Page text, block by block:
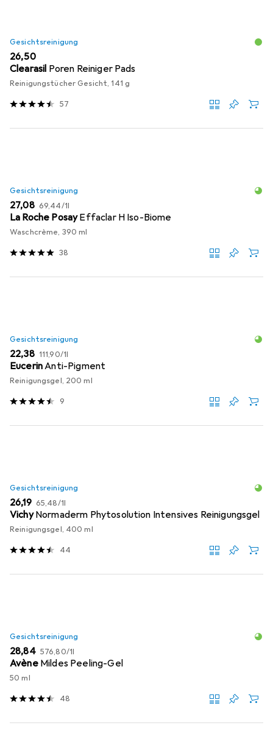
Gesichtsreinigung
EUR
26,50
Clearasil Poren Reiniger Pads
Reinigungstücher Gesicht, 141 g
57
Gesichtsreinigung
EUR
27,08 EUR
69,44/1l
La Roche PosayEffaclar H Iso-Biome
Waschcrème, 390 ml
38
Gesichtsreinigung
EUR
22,38 EUR
111,90/1l
EucerinAnti-Pigment
Reinigungsgel, 200 ml
9
Gesichtsreinigung
EUR
26,19 EUR
65,48/1l
Vichy Normaderm Phytosolution Intensives Reinigungsgel
Reinigungsgel, 400 ml
44
Gesichtsreinigung
EUR
28,84 EUR
576,80/1l
Avène Mildes Peeling-Gel
50 ml
48